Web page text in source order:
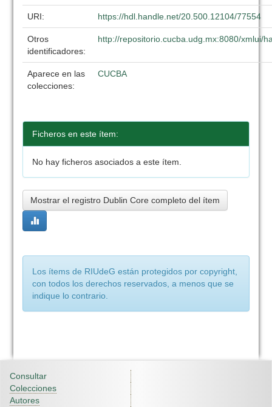
URI: https://hdl.handle.net/20.500.12104/77554
Otros
identificadores:
http://repositorio.cucba.udg.mx:8080/xmlui/
Aparece en las
colecciones:
CUCBA
Ficheros en este ítem:
No hay ficheros asociados a este ítem.
Mostrar el registro Dublin Core completo del ítem
Los ítems de RIUdeG están protegidos por copyright,
con todos los derechos reservados, a menos que se
indique lo contrario.
Consultar
Colecciones
Autores